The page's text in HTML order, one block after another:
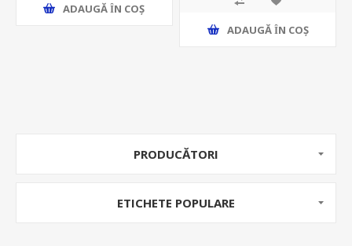
ADAUGĂ ȊN COŞ
ADAUGĂ ȊN COŞ
PRODUCĂTORI
ETICHETE POPULARE